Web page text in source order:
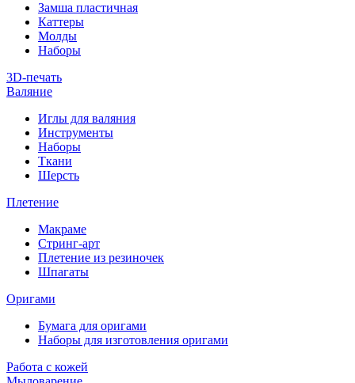
Замша пластичная
Каттеры
Молды
Наборы
3D-печать
Валяние
Иглы для валяния
Инструменты
Наборы
Ткани
Шерсть
Плетение
Макраме
Стринг-арт
Плетение из резиночек
Шпагаты
Оригами
Бумага для оригами
Наборы для изготовления оригами
Работа с кожей